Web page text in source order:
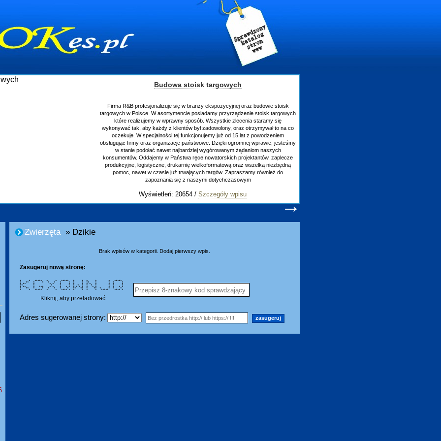
Budowa stoisk targowych
Firma R&B profesjonalizuje się w branży ekspozycyjnej oraz budowie stoisk
targowych w Polsce. W asortymencie posiadamy przyrządzenie stoisk targowych
które realizujemy w wprawny sposób. Wszystkie zlecenia staramy się
wykonywać tak, aby każdy z klientów był zadowolony, oraz otrzymywał to na co
oczekuje. W specjalności tej funkcjonujemy już od 15 lat z powodzeniem
obsługując firmy oraz organizacje państwowe. Dzięki ogromnej wprawie, jesteśmy
w stanie podołać nawet najbardziej wygórowanym żądaniom naszych
konsumentów. Oddajemy w Państwa ręce nowatorskich projektantów, zaplecze
produkcyjne, logistyczne, drukarnię wielkoformatową oraz wszelką niezbędną
pomoc, nawet w czasie już trwających targów. Zapraszamy również do
zapoznania się z naszymi dotychczasowym
Wyświetleń: 20654 / Szczegóły wpisu
→
Zwierzęta » Dzikie
Brak wpisów w kategorii. Dodaj pierwszy wpis.
Zasugeruj nową stronę:
* * ***** * * ***** * * * * * *****
* ** * * * * * * * * ** * * * *
* ** * * * * * * * * * * * * *
** * * * * * * * * * * * * *
* ** * *** * * * * * * * * * * * * * * * *
* ** * * * * * * ** ** * ** * * * *
* * ***** * * **** * * * * * ***** **** *
Kliknij, aby przeładować
Adres sugerowanej strony: